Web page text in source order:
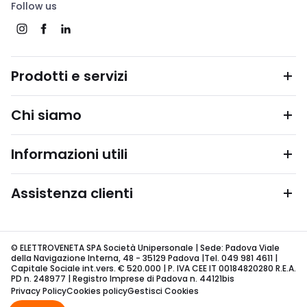
Follow us
Prodotti e servizi
Chi siamo
Informazioni utili
Assistenza clienti
© ELETTROVENETA SPA Società Unipersonale | Sede: Padova Viale
della Navigazione Interna, 48 - 35129 Padova |Tel. 049 981 4611 |
Capitale Sociale int.vers. € 520.000 | P. IVA CEE IT 00184820280 R.E.A.
PD n. 248977 | Registro Imprese di Padova n. 44121bis
Privacy PolicyCookies policyGestisci Cookies